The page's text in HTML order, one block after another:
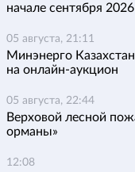
начале сентября
05 августа, 21:11
Минэнерго
на онлайн-аукцион
05 августа, 22:44
Верховой лесной
орманы»
12:08